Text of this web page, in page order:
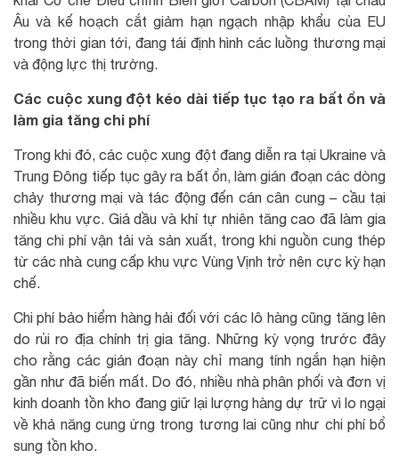
Âu và kế hoạch cắt giảm hạn ngạch nhập khẩu của EU
trong thời gian tới, đang tái định hình các luồng thương mại
và động lực thị trường.
Các cuộc xung đột kéo dài tiếp tục tạo ra bất ổn và
làm gia tăng chi phí
Trong khi đó, các cuộc xung đột đang diễn ra tại Ukraine và
Trung Đông tiếp tục gây ra bất ổn, làm gián đoạn các dòng
chảy thương mại và tác động đến cán cân cung – cầu tại
nhiều khu vực. Giá dầu và khí tự nhiên tăng cao đã làm gia
tăng chi phí vận tải và sản xuất, trong khi nguồn cung thép
từ các nhà cung cấp khu vực Vùng Vịnh trở nên cực kỳ hạn
chế.
Chi phí bảo hiểm hàng hải đối với các lô hàng cũng tăng lên
do rủi ro địa chính trị gia tăng. Những kỳ vọng trước đây
cho rằng các gián đoạn này chỉ mang tính ngắn hạn hiện
gần như đã biến mất. Do đó, nhiều nhà phân phối và đơn vị
kinh doanh tồn kho đang giữ lại lượng hàng dự trữ vì lo ngại
về khả năng cung ứng trong tương lai cũng như chi phí bổ
sung tồn kho.